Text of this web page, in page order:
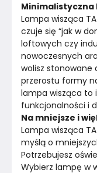
Kolor stelaża
Materiał
Kolor
Marka
Montaż
Minimalistyczna
Lampa wisząca
czuje się “jak w
loftowych czy
nowoczesnych
wolisz stonowane
przerostu formy
lampa wisząca to
funkcjonalności i
Na mniejsze i
Lampa wisząca
myślą o
Potrzebujesz
Wybierz lampę w